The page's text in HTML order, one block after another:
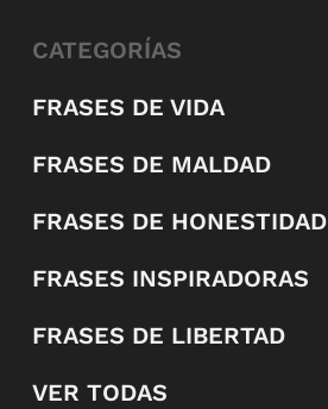
CATEGORÍAS
FRASES DE VIDA
FRASES DE MALDAD
FRASES DE HONESTIDAD
FRASES INSPIRADORAS
FRASES DE LIBERTAD
VER TODAS